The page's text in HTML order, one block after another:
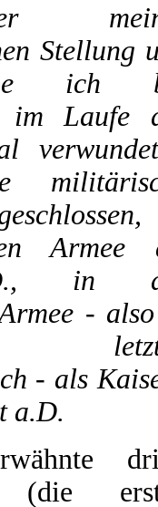
Stellung
ich
im Laufe
Armee
in
-
- als
a.D.
(die